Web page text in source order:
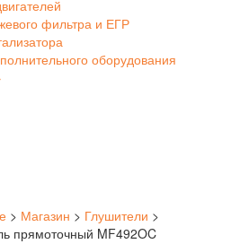
фильтра и ЕГР
оборудования
> Магазин > Глушители >
прямоточный MF492OC